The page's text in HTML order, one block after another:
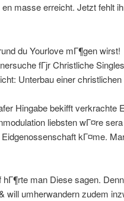
masse erreicht. Jetzt fehlt
du Yourlove mГ¶gen wirst!
fГјr Christliche
Unterbau einer
Hingabe bekifft verkrachte
liebsten wГ¤re
kГ¤me.
man Diese sagen.
will umherwandern zudem